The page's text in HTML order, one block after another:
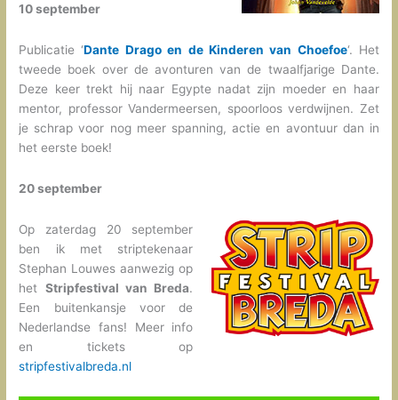
10 september
Publicatie ‘Dante Drago en de Kinderen van Choefoe‘. Het
tweede boek over de avonturen van de twaalfjarige Dante.
Deze keer trekt hij naar Egypte nadat zijn moeder en haar
mentor, professor Vandermeersen, spoorloos verdwijnen. Zet
je schrap voor nog meer spanning, actie en avontuur dan in
het eerste boek!
20 september
Op zaterdag 20 september
ben ik met striptekenaar
Stephan Louwes aanwezig op
het Stripfestival van Breda.
Een buitenkansje voor de
Nederlandse fans! Meer info
en tickets op
stripfestivalbreda.nl